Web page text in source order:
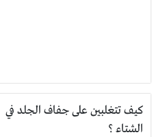
كيف تتغلبين على جفاف الجلد في
الشتاء ؟